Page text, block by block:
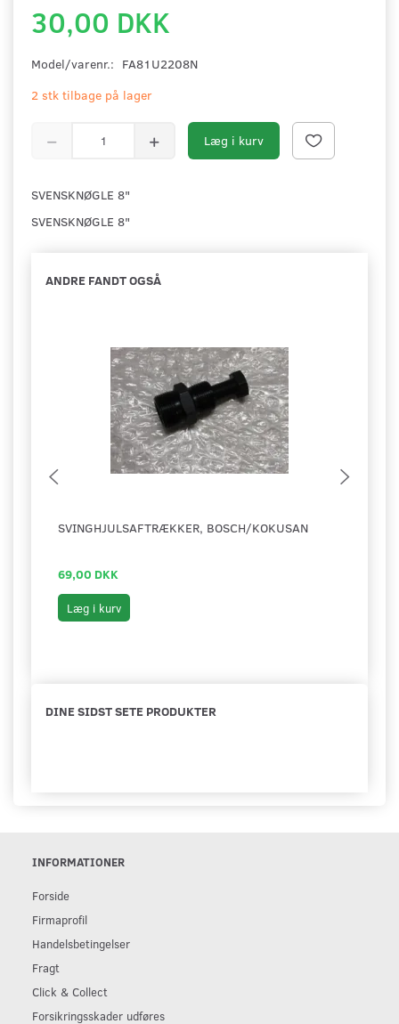
30,00 DKK
Model/varenr.: FA81U2208N
2 stk tilbage på lager
Læg i kurv
SVENSKNØGLE 8"
SVENSKNØGLE 8"
ANDRE FANDT OGSÅ
SVINGHJULSAFTRÆKKER, BOSCH/KOKUSAN
69,00 DKK
Læg i kurv
DINE SIDST SETE PRODUKTER
INFORMATIONER
Forside
Firmaprofil
Handelsbetingelser
Fragt
Click & Collect
Forsikringsskader udføres